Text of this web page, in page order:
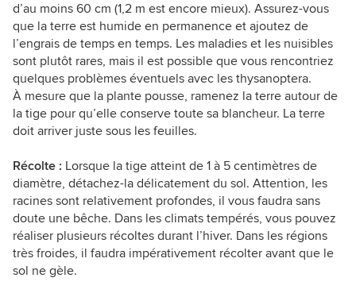
d’au moins 60 cm (1,2 m est encore mieux). Assurez-vous
que la terre est humide en permanence et ajoutez de
l’engrais de temps en temps. Les maladies et les nuisibles
sont plutôt rares, mais il est possible que vous rencontriez
quelques problèmes éventuels avec les thysanoptera.
À mesure que la plante pousse, ramenez la terre autour de
la tige pour qu’elle conserve toute sa blancheur. La terre
doit arriver juste sous les feuilles.
Récolte : Lorsque la tige atteint de 1 à 5 centimètres de
diamètre, détachez-la délicatement du sol. Attention, les
racines sont relativement profondes, il vous faudra sans
doute une bêche. Dans les climats tempérés, vous pouvez
réaliser plusieurs récoltes durant l’hiver. Dans les régions
très froides, il faudra impérativement récolter avant que le
sol ne gèle.